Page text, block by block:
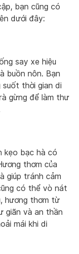
bạn cũng có
dưới đây:
say xe hiệu
buồn nôn. Bạn
thời gian di
gừng để làm thư
kẹo bạc hà có
thơm của
giúp tránh cảm
có thể vò nát
hương thơm từ
giãn và an thần
mái khi di